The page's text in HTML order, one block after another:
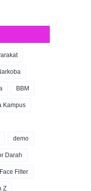
BBM
Kampus
demo
Darah
Face Filter
Z